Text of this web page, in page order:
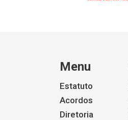
Menu
Estatuto
Acordos
Diretoria